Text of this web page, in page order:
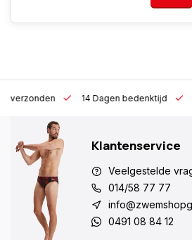
h verzonden 14 Dagen bedenktijd
Klantenservice
Veelgestelde
014/58 77 77
0491 08 84 12